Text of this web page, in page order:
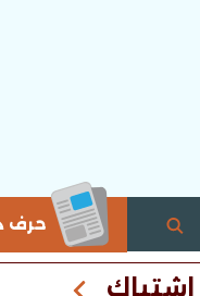
حرف
اشتباك